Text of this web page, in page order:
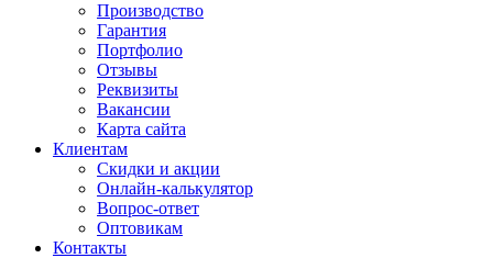
Производство
Гарантия
Портфолио
Отзывы
Реквизиты
Вакансии
Карта сайта
Клиентам
Скидки и акции
Онлайн-калькулятор
Вопрос-ответ
Оптовикам
Контакты